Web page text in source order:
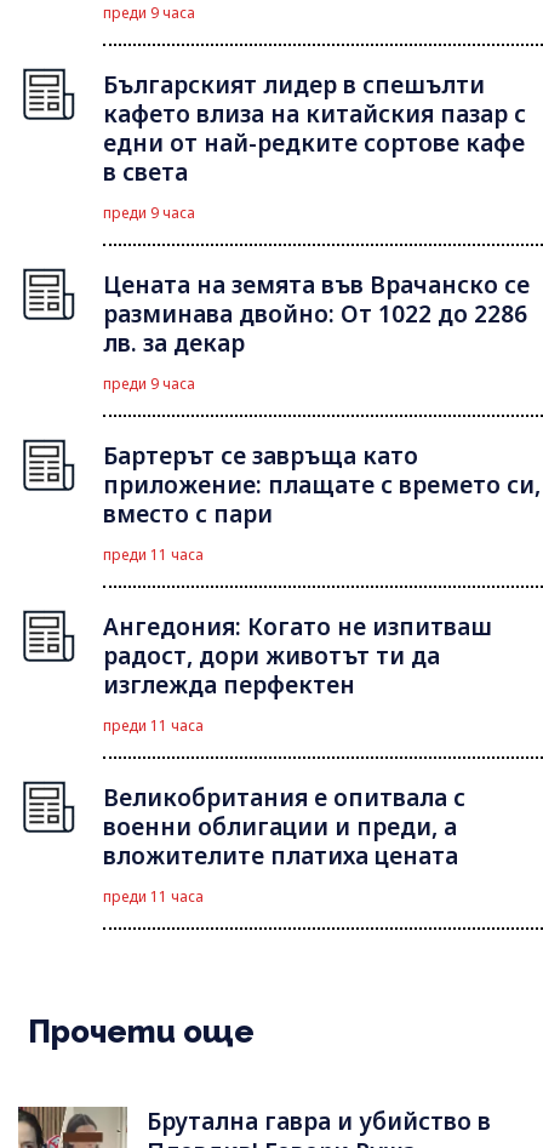
преди 9 часа
Българският лидер в спешълти
кафето влиза на китайския пазар с
едни от най-редките сортове кафе
в света
преди 9 часа
Цената на земята във Врачанско се
разминава двойно: От 1022 до 2286
лв. за декар
преди 9 часа
Бартерът се завръща като
приложение: плащате с времето си,
вместо с пари
преди 11 часа
Ангедония: Когато не изпитваш
радост, дори животът ти да
изглежда перфектен
преди 11 часа
Великобритания е опитвала с
военни облигации и преди, а
вложителите платиха цената
преди 11 часа
Прочети още
Брутална гавра и убийство в